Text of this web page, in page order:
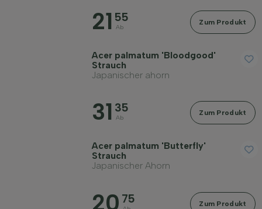
21 55
Ab
Zum Produkt
Acer palmatum 'Bloodgood'
Strauch
Japanischer ahorn
31 35
Ab
Zum Produkt
Acer palmatum 'Butterfly'
Strauch
Japanischer Ahorn
20 75 Zum Produkt